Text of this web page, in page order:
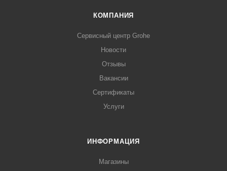
КОМПАНИЯ
Сервисный центр Grohe
Новости
Отзывы
Вакансии
Сертификаты
Услуги
ИНФОРМАЦИЯ
Магазины